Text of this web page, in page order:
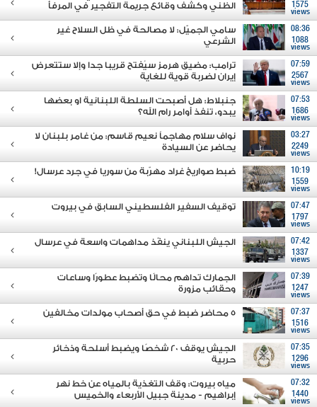
1575
views
الظني وكشف وقائع جريمة التفجير في المرفأ
08:36
1088
views
سامي الجميّل: لا مصالحة في ظل السلاح غير
الشرعي
07:59
2567
views
ترامب: مضيق هرمز سيُفتح قريبا جدا وإلا ستتعرض
إيران لضربة قوية للغاية
07:53
1686
views
جنبلاط: هل أصبحت السلطة اللبنانية او بعضها
يبدو، تنفذ أوامر رام الله؟
03:27
2249
views
نواف سلام مهاجماً نعيم قاسم: من غامر بلبنان لا
يحاضر عن السيادة
10:19
1559
views
ضبط صواريخ غراد مهرّبة من سوريا في جرد عرسال!
07:47
1797
views
توقيف السفير الفلسطيني السابق في بيروت
07:42
1337
views
الجيش اللبناني ينفّذ مداهمات واسعة في عرسال
07:39
1247
views
الجمارك تداهم محالًا وتضبط عطورًا وساعات
وحقائب مزورة
07:37
1516
views
5 محاضر ضبط في حق أصحاب مولدات مخالفين
07:35
1296
views
الجيش يوقف 20 شخصًا ويضبط أسلحة وذخائر
حربية
07:32
1440
views
مياه بيروت: وقف التغذية بالمياه عن خط نهر
إبراهيم - مدينة جبيل الأربعاء والخميس